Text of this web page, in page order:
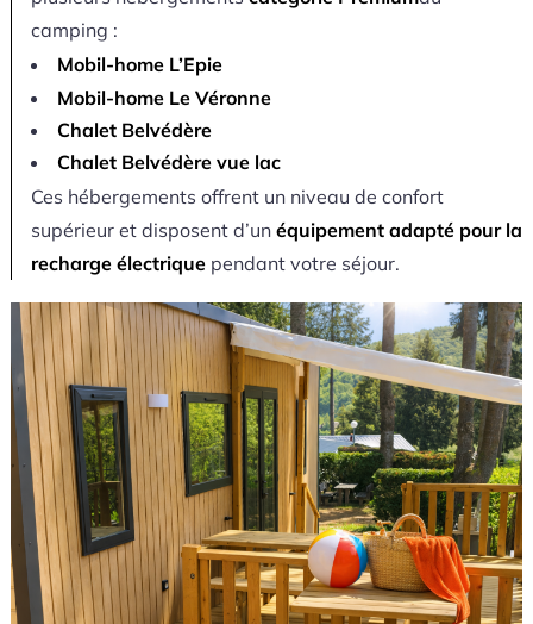
camping :
Mobil-home L’Epie
Mobil-home Le Véronne
Chalet Belvédère
Chalet Belvédère vue lac
Ces hébergements offrent un niveau de confort
supérieur et disposent d’un équipement adapté pour la
recharge électriquependant votre séjour.